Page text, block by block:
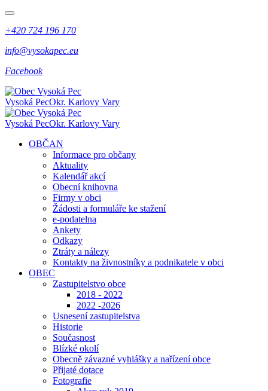
+420 724 196 170
info@vysokapec.eu
Facebook
Vysoká PecOkr. Karlovy Vary
Vysoká PecOkr. Karlovy Vary
OBČAN
Informace pro občany
Aktuality
Kalendář akcí
Obecní knihovna
Firmy v obci
Žádosti a formuláře ke stažení
e-podatelna
Ankety
Odkazy
Ztráty a nálezy
Kontakty na živnostníky a podnikatele v obci
OBEC
Zastupitelstvo obce
2018 - 2022
2022 -2026
Usnesení zastupitelstva
Historie
Současnost
Blízké okolí
Obecně závazné vyhlášky a nařízení obce
Přijaté dotace
Fotografie